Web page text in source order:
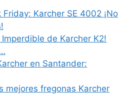
Karcher SE 4002 ¡No
Imperdible de Karcher K2!
en Santander:
mejores fregonas Karcher